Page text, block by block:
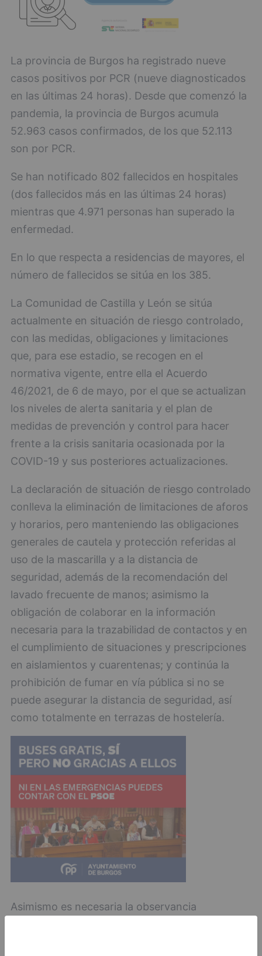
La provincia de Burgos ha registrado nueve
casos positivos por PCR (nueve diagnosticados
en las últimas 24 horas). Desde que comenzó la
pandemia, la provincia de Burgos acumula
52.963 casos confirmados, de los que 52.113
son por PCR.
Se han notificado 802 fallecidos en hospitales
(dos fallecidos más en las últimas 24 horas)
mientras que 4.971 personas han superado la
enfermedad.
En lo que respecta a residencias de mayores, el
número de fallecidos se sitúa en los 385.
La Comunidad de Castilla y León se sitúa
actualmente en situación de riesgo controlado,
con las medidas, obligaciones y limitaciones
que, para ese estadio, se recogen en el
normativa vigente, entre ella el Acuerdo
46/2021, de 6 de mayo, por el que se actualizan
los niveles de alerta sanitaria y el plan de
medidas de prevención y control para hacer
frente a la crisis sanitaria ocasionada por la
COVID-19 y sus posteriores actualizaciones.
La declaración de situación de riesgo controlado
conlleva la eliminación de limitaciones de aforos
y horarios, pero manteniendo las obligaciones
generales de cautela y protección referidas al
uso de la mascarilla y a la distancia de
seguridad, además de la recomendación del
lavado frecuente de manos; asimismo la
obligación de colaborar en la información
necesaria para la trazabilidad de contactos y en
el cumplimiento de situaciones y prescripciones
en aislamientos y cuarentenas; y continúa la
prohibición de fumar en vía pública si no se
puede asegurar la distancia de seguridad, así
como totalmente en terrazas de hostelería.
Asimismo es necesaria la observancia